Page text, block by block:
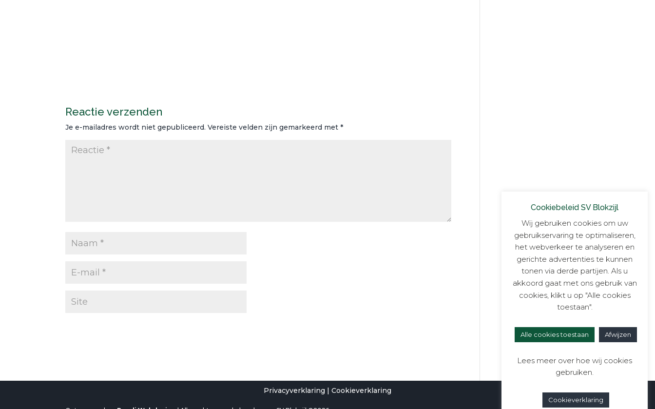
Reactie verzenden
Je e-mailadres wordt niet gepubliceerd. Vereiste velden zijn gemarkeerd met*
Privacyverklaring | Cookieverklaring
Cookiebeleid SV Blokzijl
Wij gebruiken cookies om uw
gebruikservaring te optimaliseren,
het webverkeer te analyseren en
gerichte advertenties te kunnen
tonen via derde partijen. Als u
akkoord gaat met ons gebruik van
cookies, klikt u op "Alle cookies
toestaan".
Alle cookies toestaan Afwijzen
Lees meer over hoe wij cookies
gebruiken.
Cookieverklaring